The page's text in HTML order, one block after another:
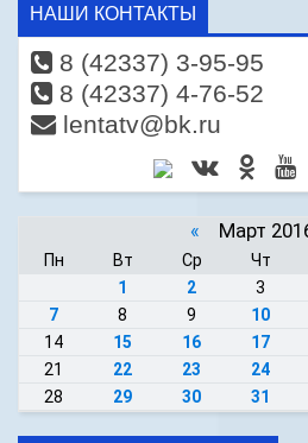
НАШИ КОНТАКТЫ
8 (42337) 3-95-95
8 (42337) 4-76-52
lentatv@bk.ru
« Март
Пн Вт Ср Чт
1
2 3
7
8 9 10
14
15 16 17
21
22 23 24
28
29 30 31